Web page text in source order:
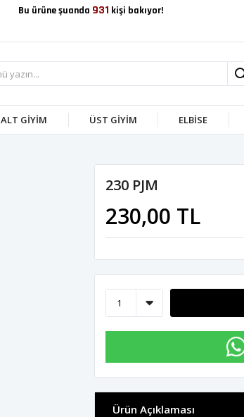
Bu ürüne şuanda 931 kişi bakıyor!
ALT GİYİM ÜST GİYİM ELBİSE
230 PJM
230,00 TL
Ürün Açıklaması